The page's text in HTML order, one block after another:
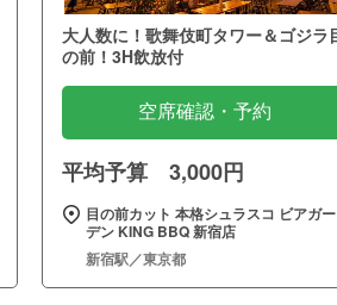
大人数に！歌舞伎町タワー＆ゴジラ
の前！3H飲放付
空席確認・予約
平均予算 3,000円
目の前カット 本格シュラスコ ビアガー
デン KING BBQ 新宿店
新宿駅／東京都